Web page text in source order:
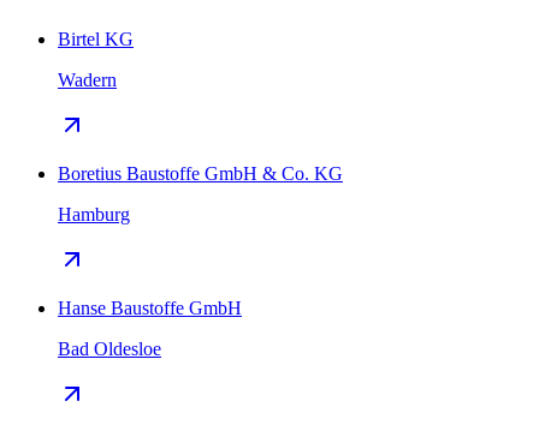
Birtel KG
Wadern
Boretius Baustoffe GmbH & Co. KG
Hamburg
Hanse Baustoffe GmbH
Bad Oldesloe